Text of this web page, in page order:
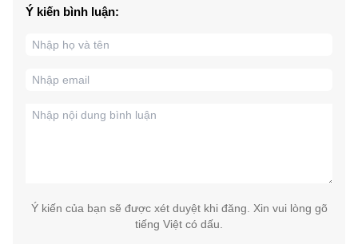
Ý kiến bình luận:
Ý kiến của bạn sẽ được xét duyệt khi đăng. Xin vui lòng gõ
tiếng Việt có dấu.